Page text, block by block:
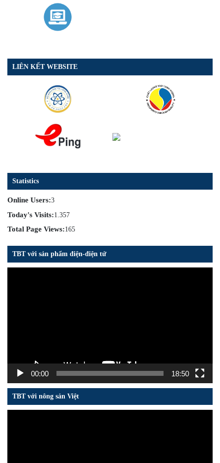
LIÊN KẾT WEBSITE
Statistics
Online Users:3
Today's Visits:1.357
Total Page Views:165
TBT với sản phẩm điện-điện tử
00:00 18:50
TBT với nông sản Việt